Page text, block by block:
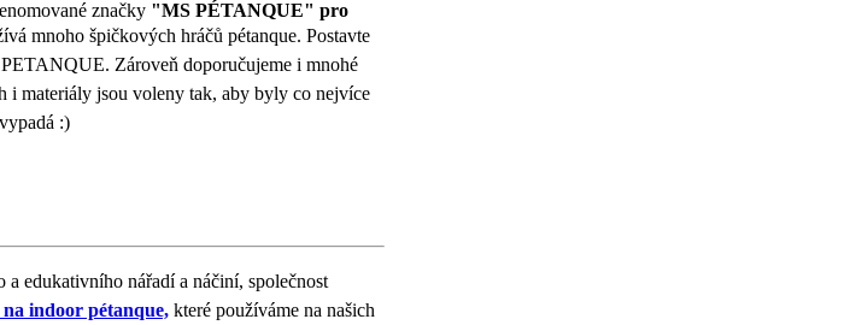
značky "MS PÉTANQUE" pro
mnoho špičkových hráčů pétanque. Postavte
Zároveň doporučujeme i mnohé
materiály jsou voleny tak, aby byly co nejvíce
:)
edukativního nářadí a náčiní, společnost
indoor pétanque, které používáme na našich